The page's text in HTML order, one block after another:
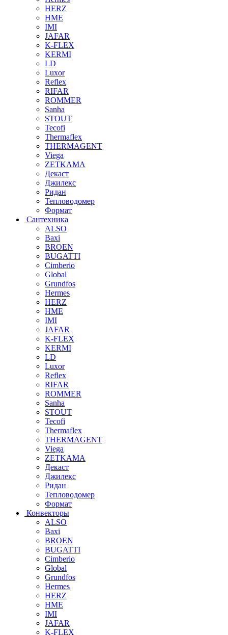
HERZ
HME
IMI
JAFAR
K-FLEX
KERMI
LD
Luxor
Reflex
RIFAR
ROMMER
Sanha
STOUT
Tecofi
Thermaflex
THERMAGENT
Viega
ZETKAMA
Декаст
Джилекс
Ридан
Тепловодомер
Формат
Сантехника
ALSO
Baxi
BROEN
BUGATTI
Cimberio
Global
Grundfos
Hermes
HERZ
HME
IMI
JAFAR
K-FLEX
KERMI
LD
Luxor
Reflex
RIFAR
ROMMER
Sanha
STOUT
Tecofi
Thermaflex
THERMAGENT
Viega
ZETKAMA
Декаст
Джилекс
Ридан
Тепловодомер
Формат
Конвекторы
ALSO
Baxi
BROEN
BUGATTI
Cimberio
Global
Grundfos
Hermes
HERZ
HME
IMI
JAFAR
K-FLEX